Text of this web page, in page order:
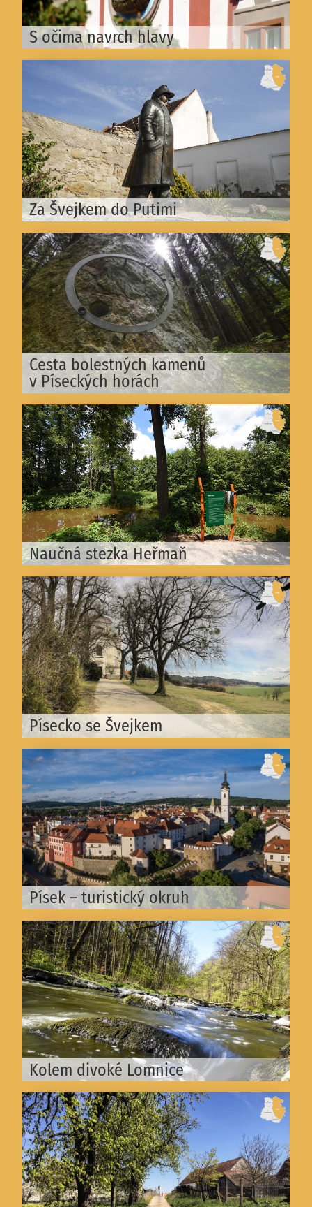
S očima navrch hlavy
Za Švejkem do Putimi
Cesta bolestných kamenů
v Píseckých horách
Naučná stezka Heřmaň
Písecko se Švejkem
Písek – turistický okruh
Kolem divoké Lomnice